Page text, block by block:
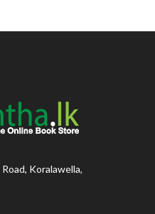
Koralawella,